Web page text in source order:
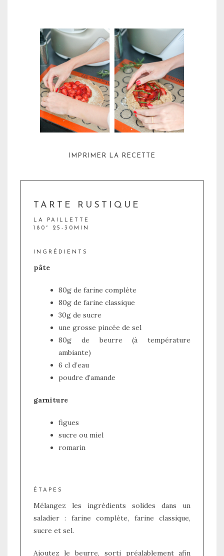
IMPRIMER LA RECETTE
TARTE RUSTIQUE
LA PAILLETTE
180° 25-30MIN
INGRÉDIENTS
pâte
80g de farine complète
80g de farine classique
30g de sucre
une grosse pincée de sel
80g de beurre (à température
ambiante)
6 cl d’eau
poudre d’amande
garniture
figues
sucre ou miel
romarin
ÉTAPES
Mélangez les ingrédients solides dans un
saladier : farine complète, farine classique,
sucre et sel.
Ajoutez le beurre, sorti préalablement afin